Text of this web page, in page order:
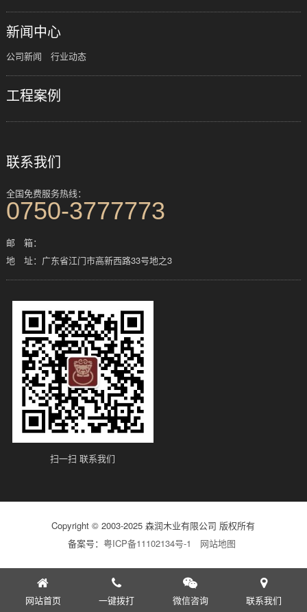
新闻中心
公司新闻 行业动态
工程案例
联系我们
全国免费服务热线：
0750-3777773
邮 箱：
地 址：广东省江门市高新西路33号地之3
扫一扫 联系我们
Copyright © 2003-2025 森润木业有限公司 版权所有
备案号：粤ICP备11102134号-1 网站地图
网站首页 一键拨打 微信咨询 联系我们